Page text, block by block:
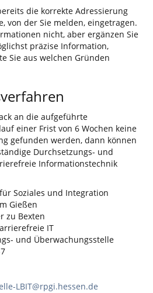
die korrekte Adressierung
von der Sie melden, eingetragen.
nicht, aber ergänzen Sie
präzise Information,
Sie aus welchen Gründen
an die aufgeführte
einer Frist von 6 Wochen keine
gefunden werden, dann können
Durchsetzungs- und
Informationstechnik
Soziales und Integration
Gießen
zu Bexten
IT
und Überwachungsstelle
LBIT@rpgi.hessen.de